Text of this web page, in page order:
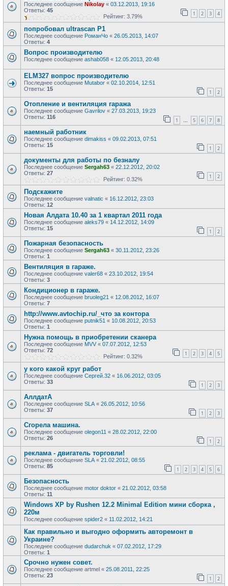
Последнее сообщение Nikolay « 03.12.2013, 19:16
Ответы: 45 1 2 3 4
Рейтинг: 3.79%
попробовал ultrascan P1
Последнее сообщение РоманЧо « 26.05.2013, 14:07
Ответы: 4
Вопрос производителю
Последнее сообщение ashab058 « 12.05.2013, 20:48
ELM327 вопрос производителю
Последнее сообщение Mutabor « 02.10.2014, 12:51
Ответы: 15 1 2
Отопление и вентиляция гаража
Последнее сообщение Gavrilov « 27.03.2013, 19:23
Ответы: 116 1 … 5 6 7 8
наемный работник
Последнее сообщение dimakiss « 09.02.2013, 07:51
Ответы: 15 1 2
документы для работы по безналу
Последнее сообщение Sergah63 « 22.12.2012, 20:02
Ответы: 27 1 2
Рейтинг: 0.32%
Подскажите
Последнее сообщение valnatic « 16.12.2012, 23:03
Ответы: 12
Новая Алдата 10.40 за 1 квартал 2011 года
Последнее сообщение aleks79 « 14.12.2012, 14:09
Ответы: 15 1 2
Пожарная безопасность
Последнее сообщение Sergah63 « 30.11.2012, 23:26
Ответы: 1
Вентиляция в гараже.
Последнее сообщение valer68 « 23.10.2012, 19:54
Ответы: 3
Кондиционер в гараже.
Последнее сообщение bruoleg21 « 12.08.2012, 16:07
Ответы: 7
http://www.avtochip.ru/_что за контора
Последнее сообщение putnik51 « 10.08.2012, 20:53
Ответы: 1
Нужна помощь в приобретении сканера
Последнее сообщение MVV« 07.07.2012, 12:53
Ответы: 72 1 2 3 4 5
Рейтинг: 0.32%
у кого какой круг работ
Последнее сообщение Сергей.32 « 16.06.2012, 03:05
Ответы: 33 1 2 3
АллдатА
Последнее сообщение SLA « 26.05.2012, 10:56
Ответы: 37 1 2 3
Сгорела машина.
Последнее сообщение olegon11 « 28.02.2012, 22:00
Ответы: 26 1 2
реклама - двигатель торговли!
Последнее сообщение SLA « 21.02.2012, 08:55
Ответы: 85 1 2 3 4 5 6
Безопасность
Последнее сообщение motor doktor « 21.02.2012, 03:58
Ответы: 11
Windows XP by Rushen 12.2 Minimal Edition мини сборка ,
220м
Последнее сообщение spider2 « 11.02.2012, 14:21
Как правильно и выгодно оформить авторемонт в
Украине?
Последнее сообщение dudarchuk « 07.02.2012, 17:29
Ответы: 1
Срочно нужен совет.
Последнее сообщение artmel « 25.08.2011, 22:25
Ответы: 23 1 2